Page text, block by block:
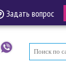
Задать вопрос